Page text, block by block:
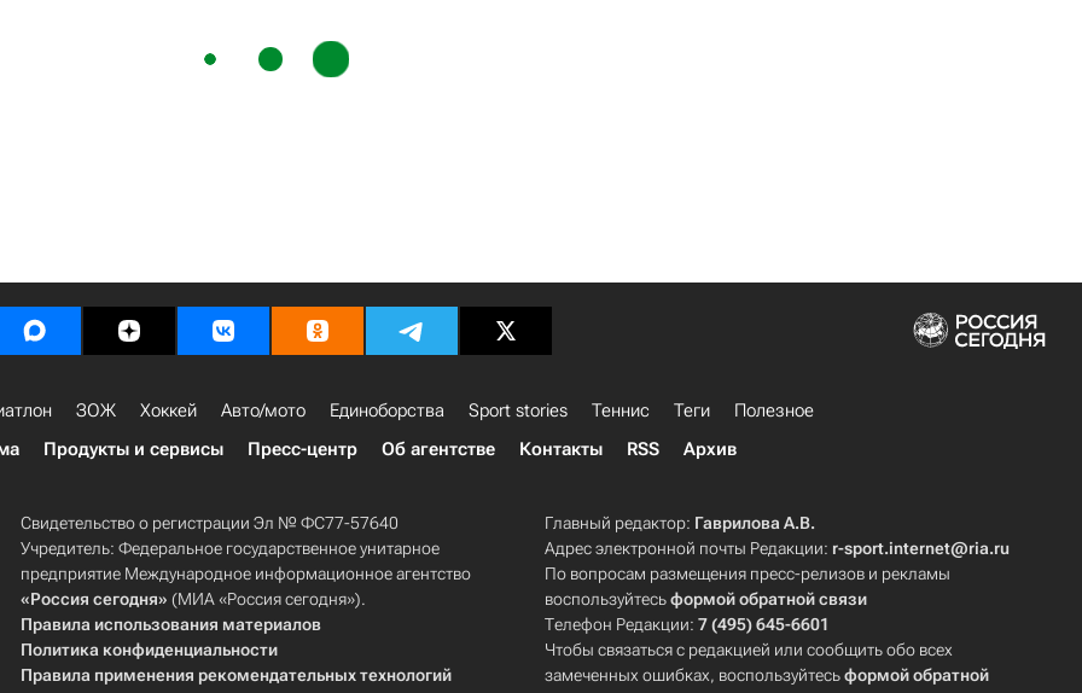
ЗОЖ Хоккей Авто/мото Единоборства Sport stories Теннис Теги
Полезное
Продукты и сервисы Пресс-центр Об агентстве Контакты RSS Архив
Свидетельство о регистрации Эл № ФС77-57640
Учредитель: Федеральное государственное унитарное
предприятие Международное информационное агентство
«Россия сегодня» (МИА «Россия сегодня»).
Правила использования материалов
Политика конфиденциальности
Правила применения рекомендательных технологий
Главный редактор: Гаврилова А.В.
Адрес электронной почты Редакции: r-sport.internet@ria.ru
По вопросам размещения пресс-релизов и рекламы
воспользуйтесьформой обратной связи
Телефон Редакции:7 (495) 645-6601
Чтобы связаться с редакцией или сообщить обо всех
замеченных ошибках, воспользуйтесьформой обратной